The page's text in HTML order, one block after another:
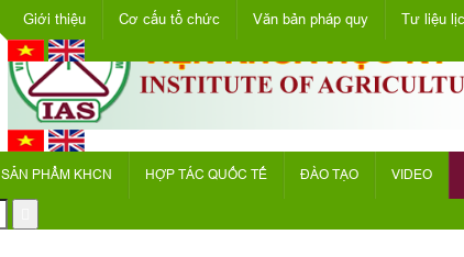
Giới thiệu Cơ cấu tổ chức Văn bản pháp quy Tư liệu
SẢN PHẨM KHCN HỢP TÁC QUỐC TẾ ĐÀO TẠO VIDEO